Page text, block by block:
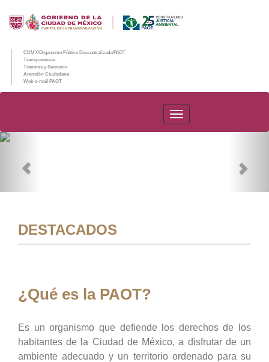
CDMX/Organismo Público Descentralizado/PAOT
Transparencia
Trámites y Servicios
Atención Ciudadana
Web e-mail PAOT
PAOT
DESTACADOS
¿Qué es la PAOT?
Es un organismo que defiende los derechos de los
habitantes de la Ciudad de México, a disfrutar de un
ambiente adecuado y un territorio ordenado para su